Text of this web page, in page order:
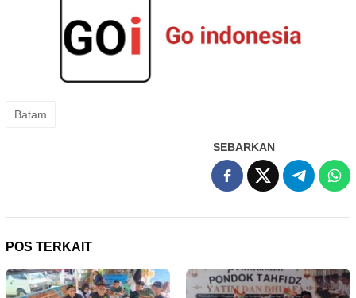
Batam
SEBARKAN
POS TERKAIT